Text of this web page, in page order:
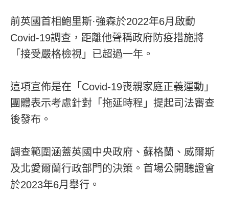
前英國首相鮑里斯·強森於2022年6月啟動
Covid-19調查，距離他聲稱政府防疫措施將
「接受嚴格檢視」已超過一年。
這項宣佈是在「Covid-19喪親家庭正義運動」
團體表示考慮針對「拖延時程」提起司法審查
後發布。
調查範圍涵蓋英國中央政府、蘇格蘭、威爾斯
及北愛爾蘭行政部門的決策。首場公開聽證會
於2023年6月舉行。